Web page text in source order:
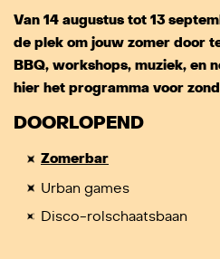
Van 14 augustus tot 13
de plek om jouw zomer door
BBQ, workshops, muziek, en
hier het programma voor
DOORLOPEND
Zomerbar
Urban games
Disco-rolschaatsbaan